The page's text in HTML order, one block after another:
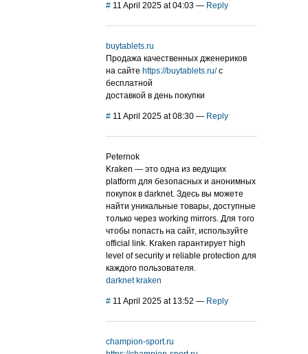
# 11 April 2025 at 04:03 — Reply
buytablets.ru
Продажа качественных дженериков
на сайте https://buytablets.ru/с
бесплатной
доставкой в день покупки
# 11 April 2025 at 08:30 — Reply
Peternok
Kraken — это одна из ведущих
platform для безопасных и анонимных
покупок в darknet. Здесь вы можете
найти уникальные товары, доступные
только через working mirrors. Для того
чтобы попасть на сайт, используйте
official link. Kraken гарантирует high
level of security и reliable protection для
каждого пользователя.
darknet kraken
# 11 April 2025 at 13:52 — Reply
champion-sport.ru